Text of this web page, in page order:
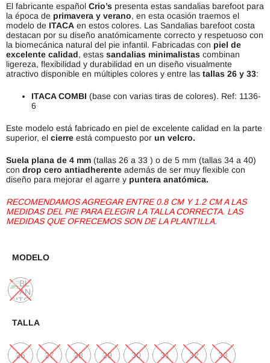
El fabricante español Crio’s presenta estas sandalias barefoot para
la época de primavera y verano, en esta ocasión traemos el
modelo de ITACA en estos colores. Las Sandalias barefoot costa
destacan por su diseño anatómicamente correcto y respetuoso con
la biomecánica natural del pie infantil. Fabricadas con piel de
excelente calidad, estas sandalias minimalistas combinan
ligereza, flexibilidad y durabilidad en un diseño visualmente
atractivo disponible en múltiples colores y entre las tallas 26 y 33:
ITACA COMBI (base con varias tiras de colores). Ref: 1136-
6
Este modelo está fabricado en piel de excelente calidad en la parte
superior, el cierre está compuesto por un velcro.
Suela plana de 4 mm (tallas 26 a 33 ) o de 5 mm (tallas 34 a 40)
con drop cero antiadherente además de ser muy flexible con
diseño para mejorar el agarre y puntera anatómica.
RECOMENDAMOS AGREGAR ENTRE 0.8 CM Y 1.2 CM A LAS
MEDIDAS DEL PIE PARA ELEGIR LA TALLA CORRECTA. LAS
MEDIDAS QUE OFRECEMOS SON DE LA PLANTILLA.
MODELO
TALLA
26 27 28 29 30 31 32 33